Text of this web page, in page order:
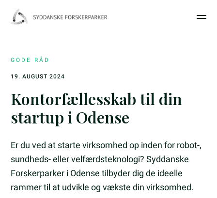
GODE RÅD
19. AUGUST 2024
Kontorfællesskab til din
startup i Odense
Er du ved at starte virksomhed op inden for robot-,
sundheds- eller velfærdsteknologi? Syddanske
Forskerparker i Odense tilbyder dig de ideelle
rammer til at udvikle og vækste din virksomhed.